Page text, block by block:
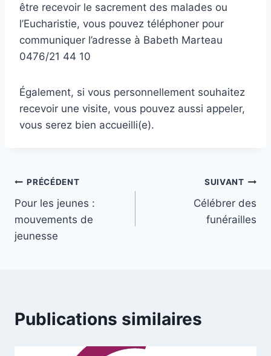
être recevoir le sacrement des malades ou
l’Eucharistie, vous pouvez téléphoner pour
communiquer l’adresse à Babeth Marteau
0476/21 44 10
Également, si vous personnellement souhaitez
recevoir une visite, vous pouvez aussi appeler,
vous serez bien accueilli(e).
Navigation
de
l’article
PRÉCÉDENT
Pour les jeunes :
mouvements de
jeunesse
SUIVANT
Célébrer des
funérailles
Publications similaires